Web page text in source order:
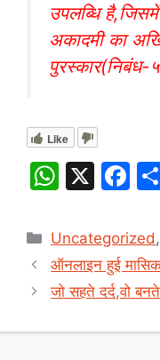
उपलब्धि
अकादमी का
Like
W
at
s
A
X
F
c
e
b
Categories
Uncategorized
ऑनलाइन हुई मासिक
जो सहते दर्द,वो